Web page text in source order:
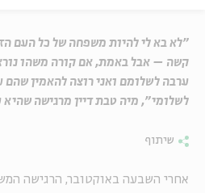
"לא בא לי להיות משפחה של כל העם
קשה – אבל באמת, אם קורה משהו
ערבה לשלומם ואני רוצה להאמין שהם
לשלומי", מיה טבת דיין מרגישה שהיא
שיתוף
אחרי השבעה באוקטובר, הרגישה